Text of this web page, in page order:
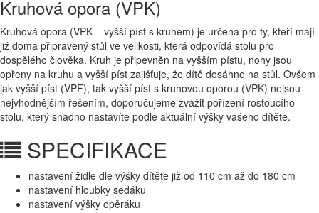
Kruhová opora (VPK)
Kruhová opora (VPK – vyšší píst s kruhem) je určena pro ty, kteří mají
již doma připravený stůl ve velikosti, která odpovídá stolu pro
dospělého člověka. Kruh je připevněn na vyšším pístu, nohy jsou
opřeny na kruhu a vyšší píst zajišťuje, že dítě dosáhne na stůl. Ovšem
jak vyšší píst (VPF), tak vyšší píst s kruhovou oporou (VPK) nejsou
nejvhodnějším řešením, doporučujeme zvážit pořízení rostoucího
stolu, který snadno nastavíte podle aktuální výšky vašeho dítěte.
SPECIFIKACE
nastavení židle dle výšky dítěte již od 110 cm až do 180 cm
nastavení hloubky sedáku
nastavení výšky opěráku